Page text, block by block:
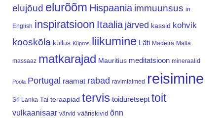
elujõud elurõõm Hispaania immuunsus in
English inspiratsioon Itaalia järved kassid kohvik
kooskõla küllus Küpros liikumine Läti Madeira Malta
massaaz matkarajad Mauritius meditatsioon mineraalid
Poola Portugal raamat rabad ravimtaimed reisimine
Sri Lanka Tai teraapiad tervis toiduretsept toit
vulkaanisaar värvid vääriskivid õnn